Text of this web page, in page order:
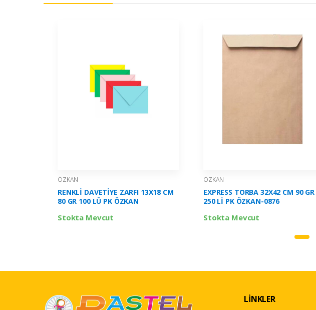
ÖZKAN
RENKLİ DAVETİYE ZARFI 13X18 CM
80 GR 100 LÜ PK ÖZKAN
Stokta Mevcut
ÖZKAN
EXPRESS TORBA 32X42 CM 90 GR
250 Lİ PK ÖZKAN-0876
Stokta Mevcut
LİNKLER